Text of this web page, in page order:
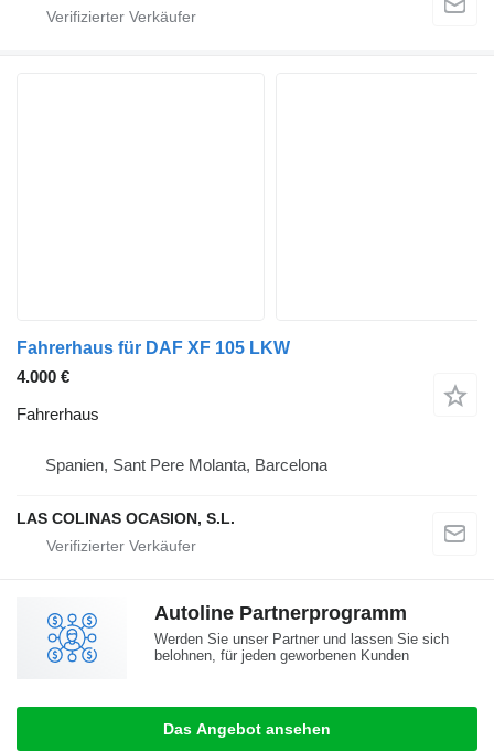
Fahrerhaus für DAF XF 105 LKW
4.000 €
Fahrerhaus
Spanien, Sant Pere Molanta, Barcelona
LAS COLINAS OCASION, S.L.
Autoline Partnerprogramm
Werden Sie unser Partner und lassen Sie sich
belohnen, für jeden geworbenen Kunden
Das Angebot ansehen